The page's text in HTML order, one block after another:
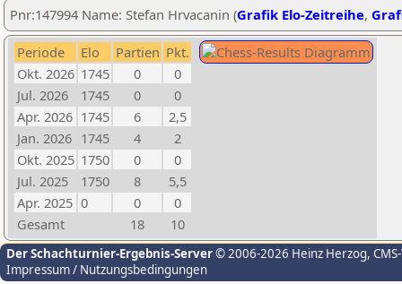
Pnr:147994 Name: Stefan Hrvacanin (Grafik Elo-Zeitreihe,
Periode Elo Partien Pkt.
Okt. 2026 1745 0
0
Jul. 2026
1745 0
0
Apr. 2026 1745 6
2,5
Jan. 2026 1745 4
2
Okt. 2025 1750 0
0
Jul. 2025
1750 8
5,5
Apr. 2025 0 0
0
Gesamt
18 10
Der Schachturnier-Ergebnis-Server© 2006-2026 Heinz Herzog,
Impressum / Nutzungsbedingungen